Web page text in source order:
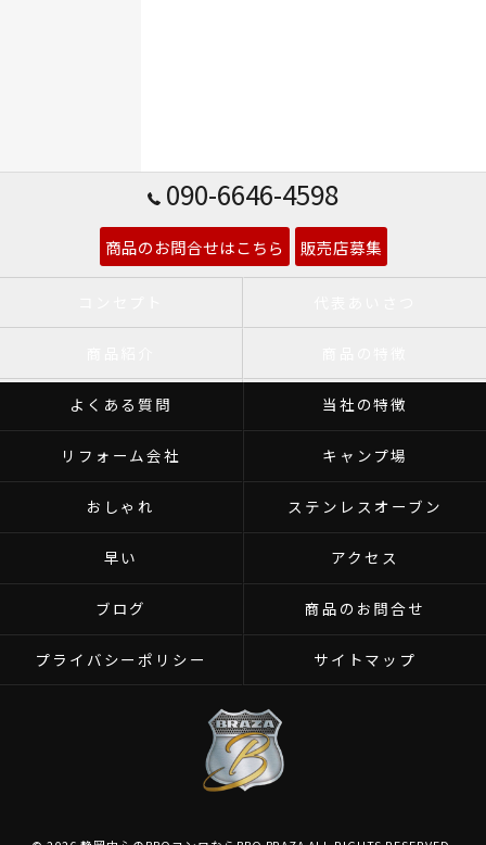
090-6646-4598
商品のお問合せはこちら 販売店募集
よくある質問 当社の特徴
リフォーム会社 キャンプ場
おしゃれ ステンレスオーブン
早い アクセス
ブログ 商品のお問合せ
プライバシーポリシー サイトマップ